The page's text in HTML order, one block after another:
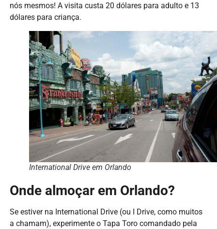
nós mesmos! A visita custa 20 dólares para adulto e 13
dólares para criança.
International Drive em Orlando
Onde almoçar em Orlando?
Se estiver na International Drive (ou I Drive, como muitos
a chamam), experimente o Tapa Toro comandado pela